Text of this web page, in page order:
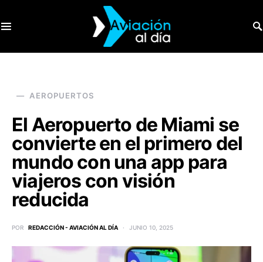
AEROPUERTOS
El Aeropuerto de Miami se
convierte en el primero del
mundo con una app para
viajeros con visión
reducida
POR REDACCIÓN - AVIACIÓN AL DÍA JUNIO 10, 2025